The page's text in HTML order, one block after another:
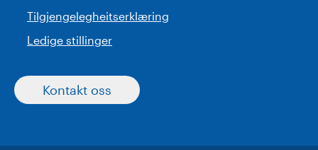
Tilgjengelegheitserklæring
Ledige stillinger
Kontakt oss